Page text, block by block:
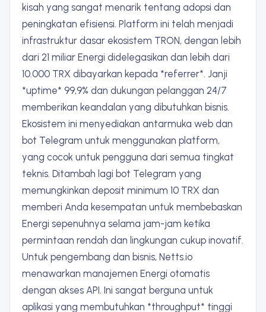
kisah yang sangat menarik tentang adopsi dan
peningkatan efisiensi. Platform ini telah menjadi
infrastruktur dasar ekosistem TRON, dengan lebih
dari 21 miliar Energi didelegasikan dan lebih dari
10.000 TRX dibayarkan kepada *referrer*. Janji
*uptime* 99,9% dan dukungan pelanggan 24/7
memberikan keandalan yang dibutuhkan bisnis.
Ekosistem ini menyediakan antarmuka web dan
bot Telegram untuk menggunakan platform,
yang cocok untuk pengguna dari semua tingkat
teknis. Ditambah lagi bot Telegram yang
memungkinkan deposit minimum 10 TRX dan
memberi Anda kesempatan untuk membebaskan
Energi sepenuhnya selama jam-jam ketika
permintaan rendah dan lingkungan cukup inovatif.
Untuk pengembang dan bisnis, Netts.io
menawarkan manajemen Energi otomatis
dengan akses API. Ini sangat berguna untuk
aplikasi yang membutuhkan *throughput* tinggi